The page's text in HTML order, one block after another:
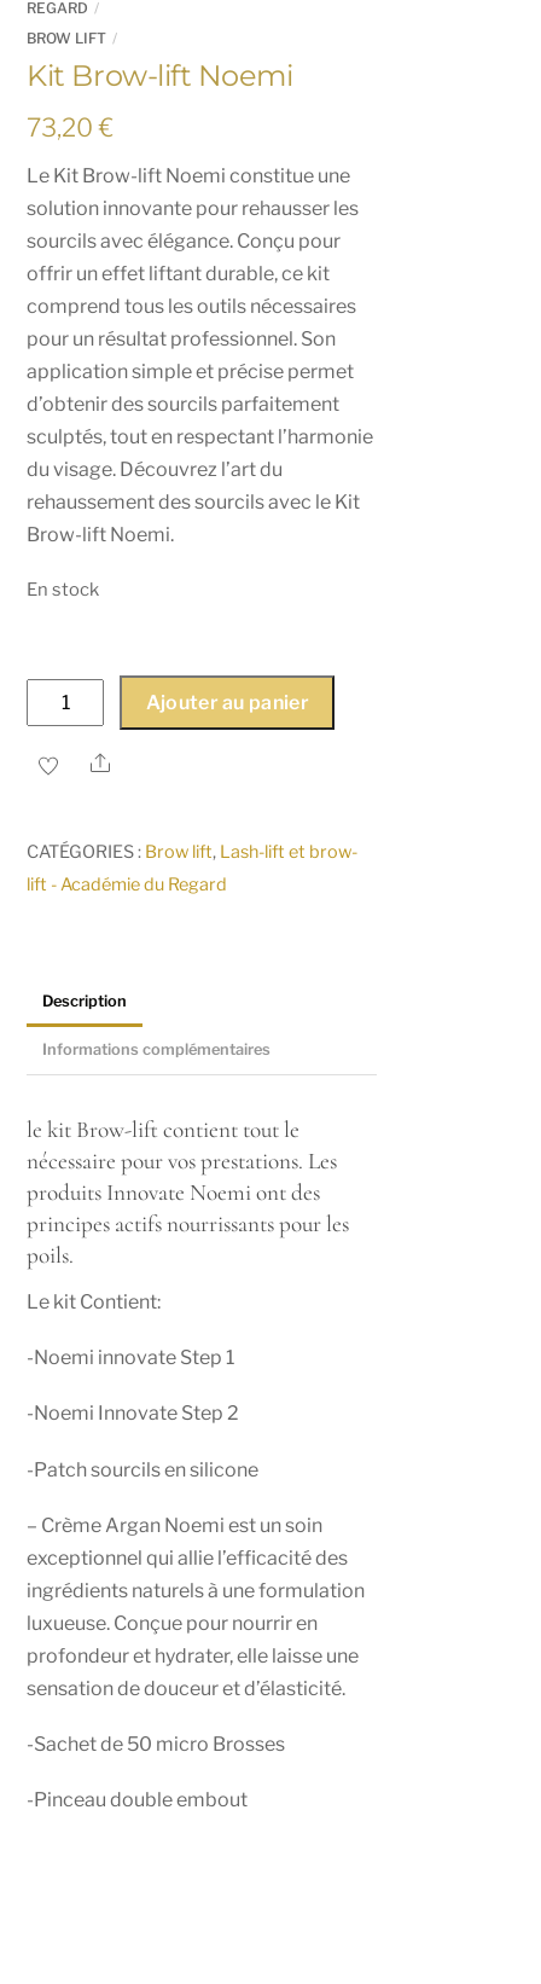
REGARD
BROW LIFT
Kit Brow-lift Noemi
73,20€
Le Kit Brow-lift Noemi constitue une
solution innovante pour rehausser les
sourcils avec élégance. Conçu pour
offrir un effet liftant durable, ce kit
comprend tous les outils nécessaires
pour un résultat professionnel. Son
application simple et précise permet
d’obtenir des sourcils parfaitement
sculptés, tout en respectant l’harmonie
du visage. Découvrez l’art du
rehaussement des sourcils avec le Kit
Brow-lift Noemi.
En stock
quantité
de
Kit
Noemi
Ajouter au panier
Share
CATÉGORIES : Brow lift, Lash-lift et brow-
lift - Académie du Regard
Description
Informations complémentaires
le kit Brow-lift contient tout le
nécessaire pour vos prestations. Les
produits Innovate Noemi ont des
principes actifs nourrissants pour les
poils.
Le kit Contient:
-Noemi innovate Step 1
-Noemi Innovate Step 2
-Patch sourcils en silicone
– Crème Argan Noemi est un soin
exceptionnel qui allie l’efficacité des
ingrédients naturels à une formulation
luxueuse. Conçue pour nourrir en
profondeur et hydrater, elle laisse une
sensation de douceur et d’élasticité.
-Sachet de 50 micro Brosses
-Pinceau double embout